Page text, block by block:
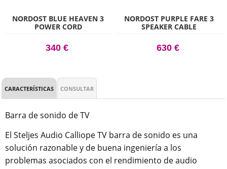
NORDOST BLUE HEAVEN 3
POWER CORD
340 €
NORDOST PURPLE FARE 3
SPEAKER CABLE
630 €
CARACTERÍSTICAS CONSULTAR
Barra de sonido de TV
El Steljes Audio Calliope TV barra de sonido es una
solución razonable y de buena ingeniería a los
problemas asociados con el rendimiento de audio